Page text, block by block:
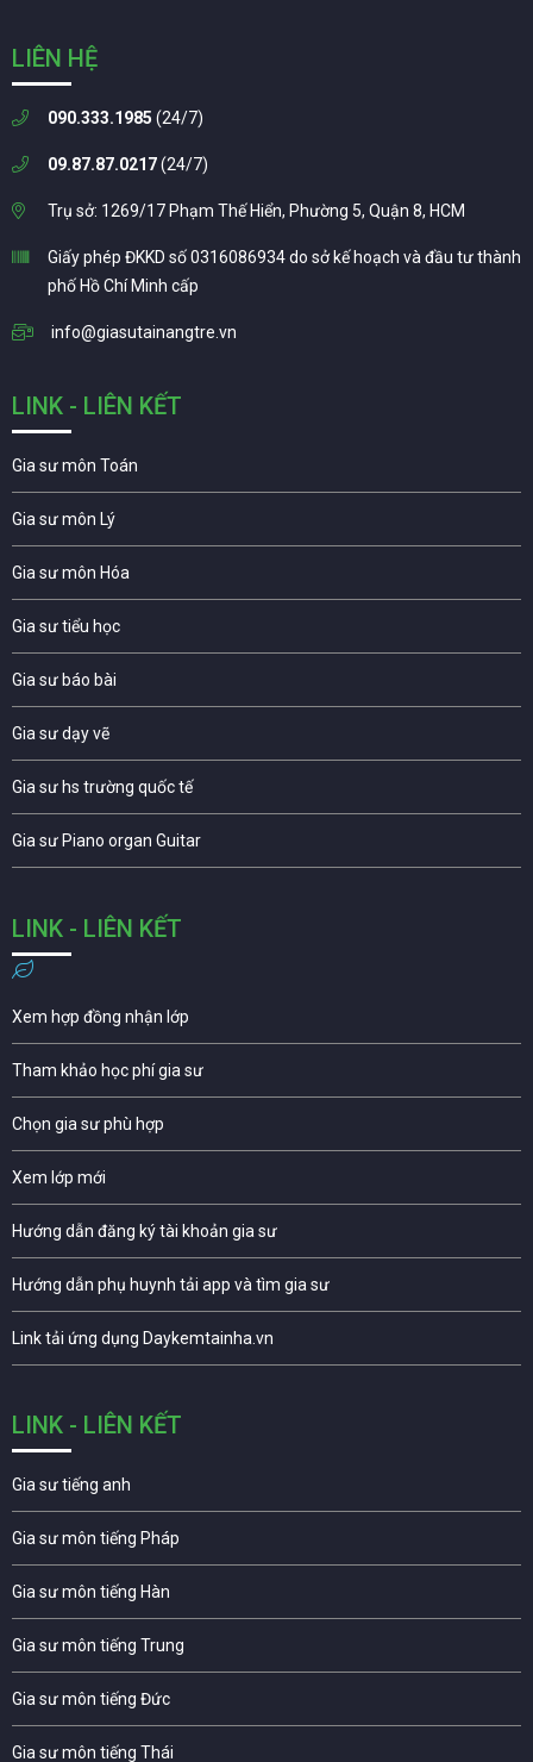
LIÊN HỆ
090.333.1985 (24/7)
09.87.87.0217(24/7)
Trụ sở: 1269/17 Phạm Thế Hiển, Phường 5, Quận 8, HCM
Giấy phép ĐKKD số 0316086934 do sở kế hoạch và đầu tư thành
phố Hồ Chí Minh cấp
info@giasutainangtre.vn
LINK - LIÊN KẾT
Gia sư môn Toán
Gia sư môn Lý
Gia sư môn Hóa
Gia sư tiểu học
Gia sư báo bài
Gia sư dạy vẽ
Gia sư hs trường quốc tế
Gia sư Piano organ Guitar
LINK - LIÊN KẾT
Xem hợp đồng nhận lớp
Tham khảo học phí gia sư
Chọn gia sư phù hợp
Xem lớp mới
Hướng dẫn đăng ký tài khoản gia sư
Hướng dẫn phụ huynh tải app và tìm gia sư
Link tải ứng dụng Daykemtainha.vn
LINK - LIÊN KẾT
Gia sư tiếng anh
Gia sư môn tiếng Pháp
Gia sư môn tiếng Hàn
Gia sư môn tiếng Trung
Gia sư môn tiếng Đức
Gia sư môn tiếng Thái